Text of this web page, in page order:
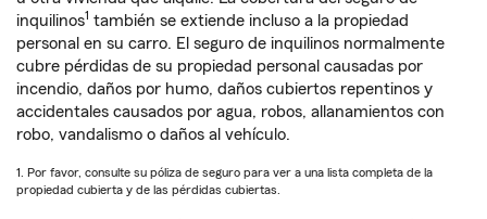
inquilinos1 también se extiende incluso a la propiedad
personal en su carro. El seguro de inquilinos normalmente
cubre pérdidas de su propiedad personal causadas por
incendio, daños por humo, daños cubiertos repentinos y
accidentales causados por agua, robos, allanamientos con
robo, vandalismo o daños al vehículo.
1. Por favor, consulte su póliza de seguro para ver a una lista completa de la
propiedad cubierta y de las pérdidas cubiertas.